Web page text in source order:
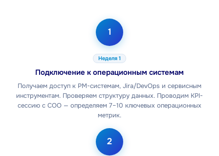
1
Неделя 1
Подключение к операционным системам
Получаем доступ к PM-системам, Jira/DevOps и сервисным
инструментам. Проверяем структуру данных. Проводим KPI-
сессию с COO — определяем 7–10 ключевых операционных
метрик.
2